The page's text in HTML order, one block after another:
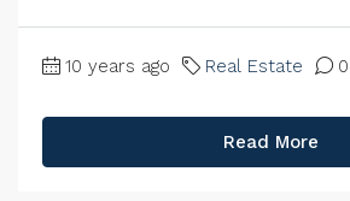
10 years ago Real Estate 0
Read More